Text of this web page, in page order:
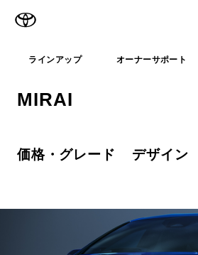
ラインアップ オーナーサポート
MIRAI
価格・グレード デザイン